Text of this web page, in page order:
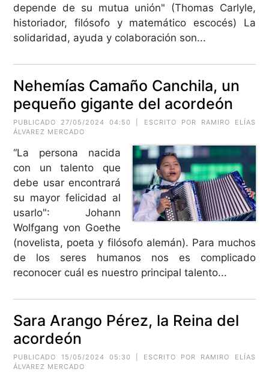
depende de su mutua unión" (Thomas Carlyle,
historiador, filósofo y matemático escocés) La
solidaridad, ayuda y colaboración son...
Nehemías Camaño Canchila, un
pequeño gigante del acordeón
PUBLICADO 27/05/2024 04:50 | ESCRITO POR RAMIRO ELÍAS
ÁLVAREZ MERCADO
“La persona nacida
con un talento que
debe usar encontrará
su mayor felicidad al
usarlo": Johann
Wolfgang von Goethe
(novelista, poeta y filósofo alemán). Para muchos
de los seres humanos nos es complicado
reconocer cuál es nuestro principal talento...
Sara Arango Pérez, la Reina del
acordeón
PUBLICADO 15/05/2024 05:30 | ESCRITO POR RAMIRO ELÍAS
ÁLVAREZ MERCADO